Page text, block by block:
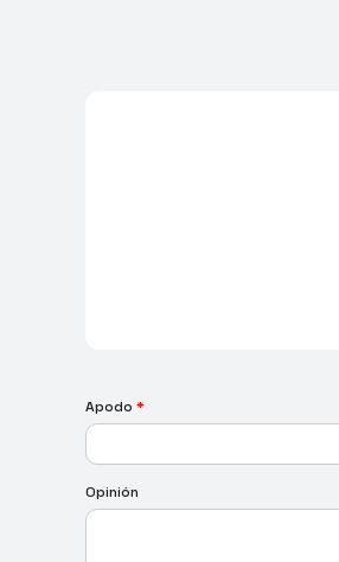
Apodo *
Opinión